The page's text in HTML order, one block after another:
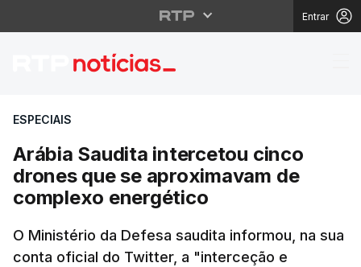
Entrar
Arábia Saudita
ESPECIAIS
Arábia Saudita intercetou cinco
drones que se aproximavam de
complexo energético
O Ministério da Defesa saudita informou, na sua
conta oficial do Twitter, a "interceção e